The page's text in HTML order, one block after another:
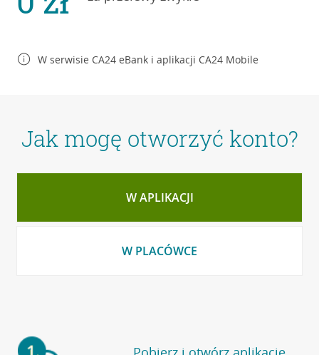
W serwisie CA24 eBank i aplikacji CA24 Mobile
Jak mogę otworzyć konto?
W APLIKACJI
W PLACÓWCE